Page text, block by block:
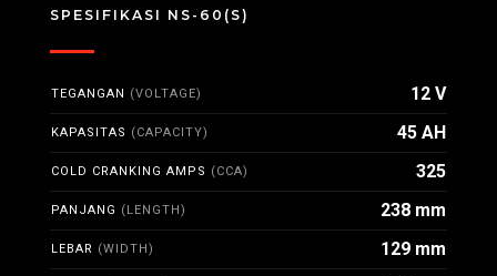
SPESIFIKASI NS-60(S)
TEGANGAN (VOLTAGE) 12 V
KAPASITAS (CAPACITY) 45 AH
COLD CRANKING AMPS (CCA) 325
PANJANG (LENGTH) 238 mm
LEBAR (WIDTH) 129 mm